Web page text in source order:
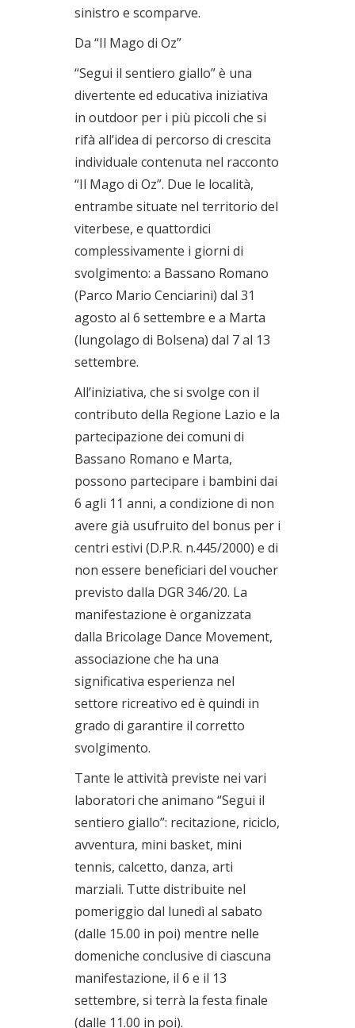
sinistro e scomparve.
Da “Il Mago di Oz”
“Segui il sentiero giallo” è una
divertente ed educativa iniziativa
in outdoor per i più piccoli che si
rifà all’idea di percorso di crescita
individuale contenuta nel racconto
“Il Mago di Oz”. Due le località,
entrambe situate nel territorio del
viterbese, e quattordici
complessivamente i giorni di
svolgimento: a Bassano Romano
(Parco Mario Cenciarini) dal 31
agosto al 6 settembre e a Marta
(lungolago di Bolsena) dal 7 al 13
settembre.
All’iniziativa, che si svolge con il
contributo della Regione Lazio e la
partecipazione dei comuni di
Bassano Romano e Marta,
possono partecipare i bambini dai
6 agli 11 anni, a condizione di non
avere già usufruito del bonus per i
centri estivi (D.P.R. n.445/2000) e di
non essere beneficiari del voucher
previsto dalla DGR 346/20. La
manifestazione è organizzata
dalla Bricolage Dance Movement,
associazione che ha una
significativa esperienza nel
settore ricreativo ed è quindi in
grado di garantire il corretto
svolgimento.
Tante le attività previste nei vari
laboratori che animano “Segui il
sentiero giallo”: recitazione, riciclo,
avventura, mini basket, mini
tennis, calcetto, danza, arti
marziali. Tutte distribuite nel
pomeriggio dal lunedì al sabato
(dalle 15.00 in poi) mentre nelle
domeniche conclusive di ciascuna
manifestazione, il 6 e il 13
settembre, si terrà la festa finale
(dalle 11.00 in poi).